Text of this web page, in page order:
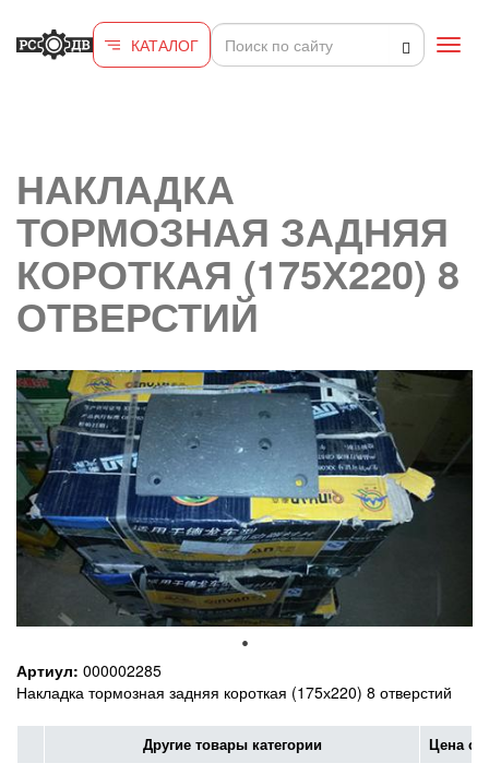
КАТАЛОГ
НАКЛАДКА
ТОРМОЗНАЯ ЗАДНЯЯ
КОРОТКАЯ (175Х220) 8
ОТВЕРСТИЙ
Артиул: 000002285
Накладка тормозная задняя короткая (175х220) 8 отверстий
Другие товары категории Цена с